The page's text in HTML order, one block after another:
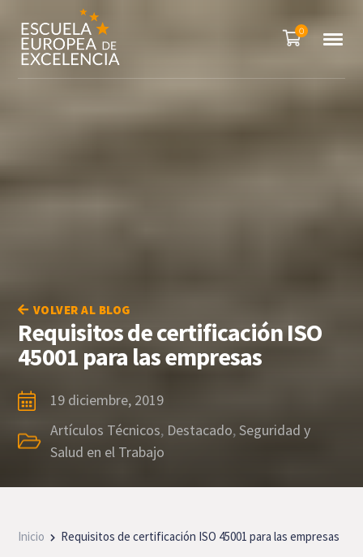
0
VOLVER AL BLOG
Requisitos de certificación ISO
45001 para las empresas
19 diciembre, 2019
Artículos Técnicos, Destacado,Seguridad y
Salud en el Trabajo
Inicio Requisitos de certificación ISO 45001 para las empresas